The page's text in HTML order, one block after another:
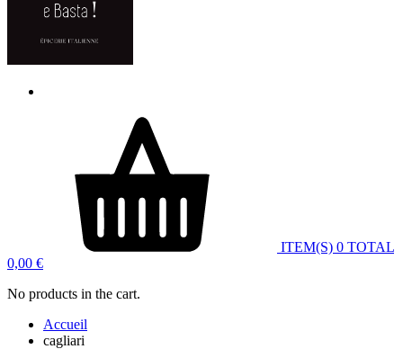
ITEM(S) 0 TOTAL
0,00 €
No products in the cart.
Accueil
cagliari